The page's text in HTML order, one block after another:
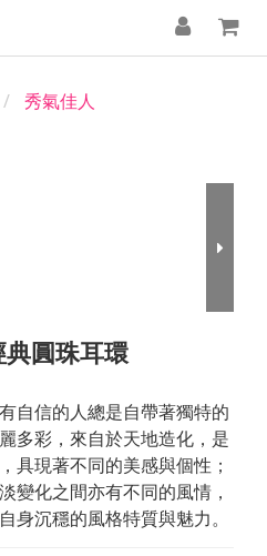
秀氣佳人
圓珠耳環
自信的人總是自帶著獨特的
多彩，來自於天地造化，是
具現著不同的美感與個性；
變化之間亦有不同的風情，
身沉穩的風格特質與魅力。